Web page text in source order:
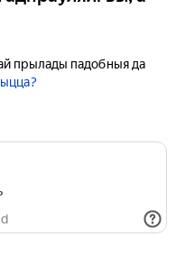
прылады падобныя да